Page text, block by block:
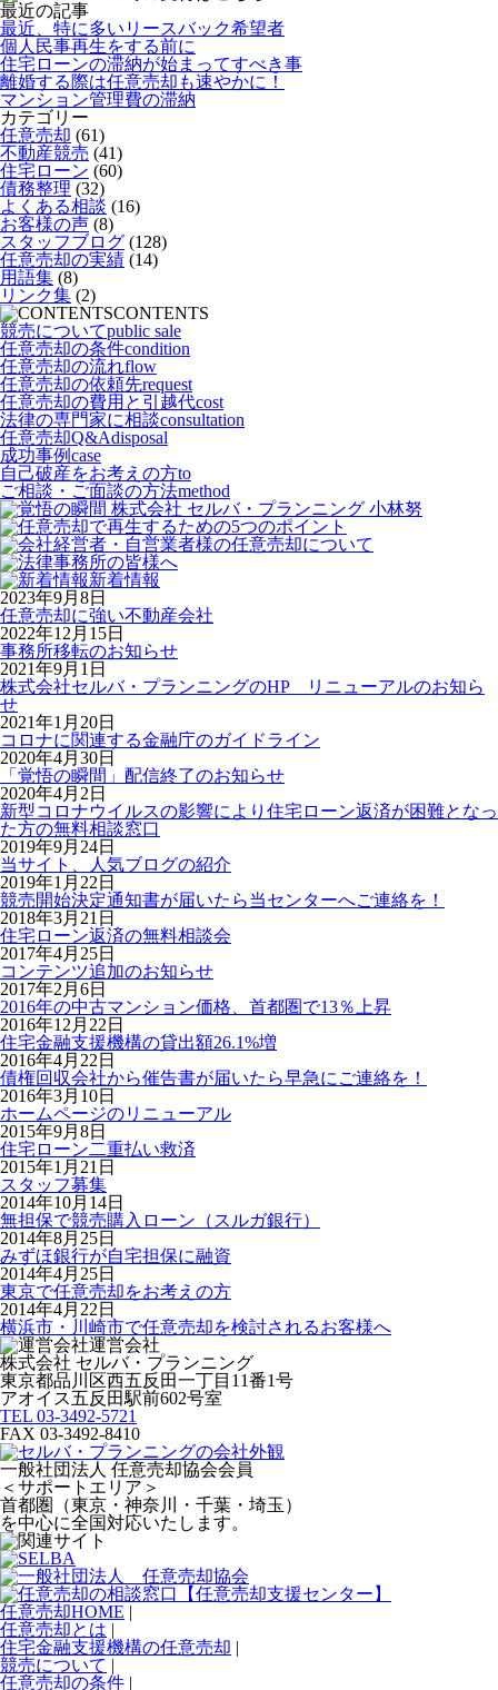
最近の記事
最近、特に多いリースバック希望者
個人民事再生をする前に
住宅ローンの滞納が始まってすべき事
離婚する際は任意売却も速やかに！
マンション管理費の滞納
カテゴリー
任意売却 (61)
不動産競売 (41)
住宅ローン (60)
債務整理 (32)
よくある相談 (16)
お客様の声 (8)
スタッフブログ (128)
任意売却の実績 (14)
用語集 (8)
リンク集 (2)
CONTENTS
競売についてpublic sale
任意売却の条件condition
任意売却の流れflow
任意売却の依頼先request
任意売却の費用と引越代cost
法律の専門家に相談consultation
任意売却Q&Adisposal
成功事例case
自己破産をお考えの方to
ご相談・ご面談の方法method
新着情報
2023年9月8日
任意売却に強い不動産会社
2022年12月15日
事務所移転のお知らせ
2021年9月1日
株式会社セルバ・プランニングのHP リニューアルのお知ら
せ
2021年1月20日
コロナに関連する金融庁のガイドライン
2020年4月30日
「覚悟の瞬間」配信終了のお知らせ
2020年4月2日
新型コロナウイルスの影響により住宅ローン返済が困難となっ
た方の無料相談窓口
2019年9月24日
当サイト、人気ブログの紹介
2019年1月22日
競売開始決定通知書が届いたら当センターへご連絡を！
2018年3月21日
住宅ローン返済の無料相談会
2017年4月25日
コンテンツ追加のお知らせ
2017年2月6日
2016年の中古マンション価格、首都圏で13％上昇
2016年12月22日
住宅金融支援機構の貸出額26.1%増
2016年4月22日
債権回収会社から催告書が届いたら早急にご連絡を！
2016年3月10日
ホームページのリニューアル
2015年9月8日
住宅ローン二重払い救済
2015年1月21日
スタッフ募集
2014年10月14日
無担保で競売購入ローン（スルガ銀行）
2014年8月25日
みずほ銀行が自宅担保に融資
2014年4月25日
東京で任意売却をお考えの方
2014年4月22日
横浜市・川崎市で任意売却を検討されるお客様へ
運営会社
株式会社 セルバ・プランニング
東京都品川区西五反田一丁目11番1号
アオイス五反田駅前602号室
TEL 03-3492-5721
FAX 03-3492-8410
一般社団法人 任意売却協会会員
＜サポートエリア＞
首都圏（東京・神奈川・千葉・埼玉）
を中心に全国対応いたします。
任意売却HOME |
任意売却とは |
住宅金融支援機構の任意売却 |
競売について |
任意売却の条件 |